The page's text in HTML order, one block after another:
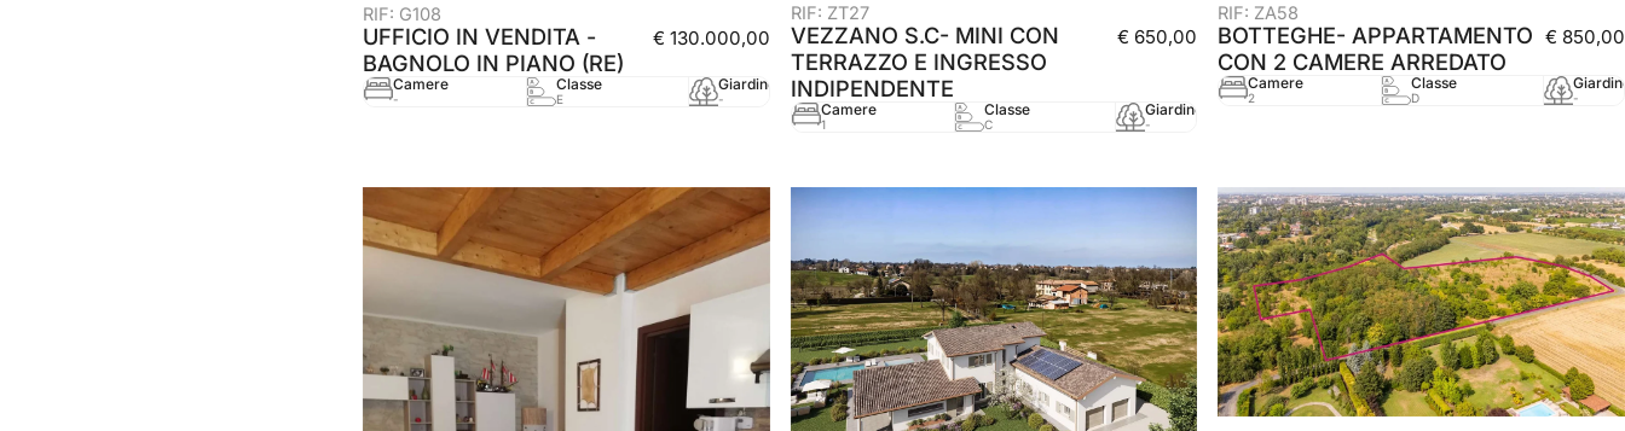
RIF: G108
UFFICIO IN VENDITA -
BAGNOLO IN PIANO (RE)
€ 130.000,00
Camere
-
Classe
E
Giardino
-
mq
106 mq
RIF: ZT27
VEZZANO S.C- MINI CON
TERRAZZO E INGRESSO
INDIPENDENTE
€ 650,00
Camere
1
Classe
C
Giardino
-
RIF: ZA58
BOTTEGHE- APPARTAMENTO
CON 2 CAMERE ARREDATO
€ 850,00
Camere
2
Classe
D -